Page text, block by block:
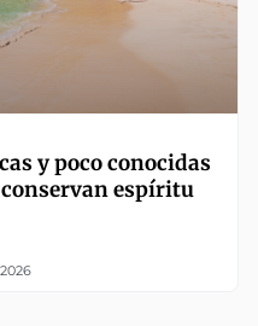
y poco conocidas
espíritu